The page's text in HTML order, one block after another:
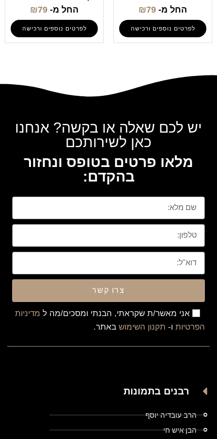
החל מ- ₪79
לפרטים נוספים ורכישה
החל מ- ₪79
לפרטים נוספים ורכישה
יש לכם שאלה או בקשה? אנחנו
כאן לשירותכם
מלאו פרטים בטופס ונחזור
בהקדם:
אני מאשר/ת שקראתי, הבנתי ומסכים/מה ל מדיניות
הפרטיות ו- תקנון השימוש באתר.
צרו קשר
רבנים בתמונות
הרב עובדיה יוסף
הבן איש חי